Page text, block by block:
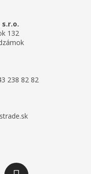
s.r.o.
132
238 82 82